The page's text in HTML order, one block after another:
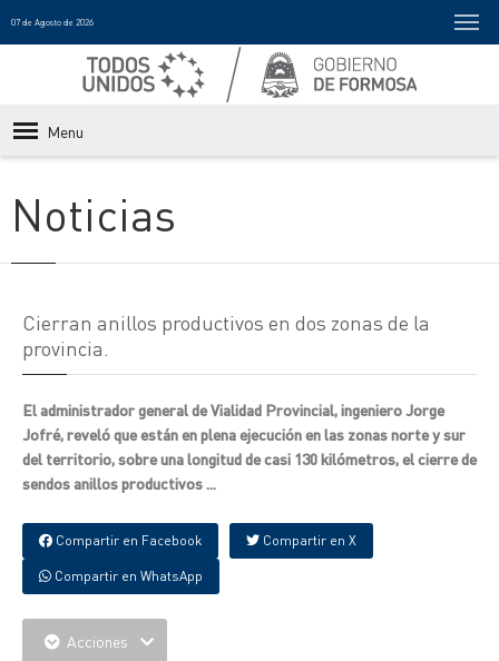
07 de Agosto de 2026
Menu
Noticias
Cierran anillos productivos en dos zonas de la
provincia.
El administrador general de Vialidad Provincial, ingeniero Jorge
Jofré, reveló que están en plena ejecución en las zonas norte y sur
del territorio, sobre una longitud de casi 130 kilómetros, el cierre de
sendos anillos productivos ...
Compartir en Facebook Compartir en X
Compartir en WhatsApp
Acciones